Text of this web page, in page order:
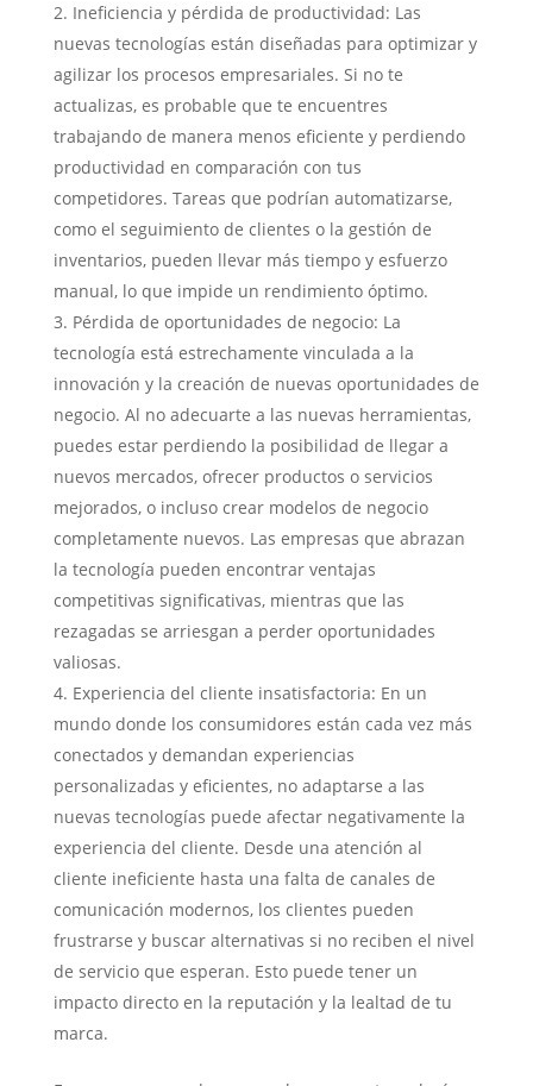
Ineficiencia y pérdida de productividad: Las
nuevas tecnologías están diseñadas para optimizar y
agilizar los procesos empresariales. Si no te
actualizas, es probable que te encuentres
trabajando de manera menos eficiente y perdiendo
productividad en comparación con tus
competidores. Tareas que podrían automatizarse,
como el seguimiento de clientes o la gestión de
inventarios, pueden llevar más tiempo y esfuerzo
manual, lo que impide un rendimiento óptimo.
Pérdida de oportunidades de negocio: La
tecnología está estrechamente vinculada a la
innovación y la creación de nuevas oportunidades de
negocio. Al no adecuarte a las nuevas herramientas,
puedes estar perdiendo la posibilidad de llegar a
nuevos mercados, ofrecer productos o servicios
mejorados, o incluso crear modelos de negocio
completamente nuevos. Las empresas que abrazan
la tecnología pueden encontrar ventajas
competitivas significativas, mientras que las
rezagadas se arriesgan a perder oportunidades
valiosas.
Experiencia del cliente insatisfactoria: En un
mundo donde los consumidores están cada vez más
conectados y demandan experiencias
personalizadas y eficientes, no adaptarse a las
nuevas tecnologías puede afectar negativamente la
experiencia del cliente. Desde una atención al
cliente ineficiente hasta una falta de canales de
comunicación modernos, los clientes pueden
frustrarse y buscar alternativas si no reciben el nivel
de servicio que esperan. Esto puede tener un
impacto directo en la reputación y la lealtad de tu
marca.